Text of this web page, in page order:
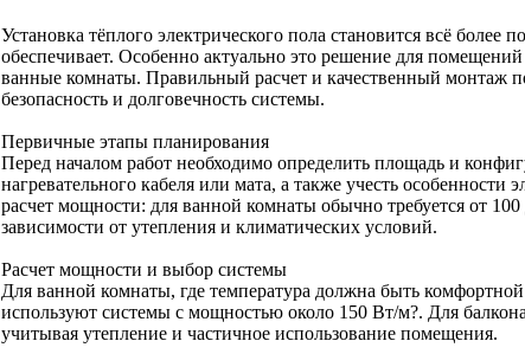
Установка тёплого электрического пола становится всё более
обеспечивает. Особенно актуально это решение для
ванные комнаты. Правильный расчет и качественный монтаж
безопасность и долговечность системы.
Первичные этапы планирования
Перед началом работ необходимо определить площадь и
нагревательного кабеля или мата, а также учесть
расчет мощности: для ванной комнаты обычно требуется от
зависимости от утепления и климатических условий.
Расчет мощности и выбор системы
Для ванной комнаты, где температура должна быть комфортной
используют системы с мощностью около 150 Вт/м?. Для
учитывая утепление и частичное использование помещения.